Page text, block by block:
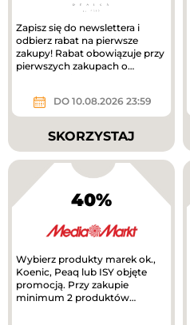
Zapisz się do newslettera i
odbierz rabat na pierwsze
zakupy! Rabat obowiązuje przy
pierwszych zakupach o
DO 10.08.2026 23:59
SKORZYSTAJ
40%
Wybierz produkty marek ok.,
Koenic, Peaq lub ISY objęte
promocją. Przy zakupie
minimum 2 produktów